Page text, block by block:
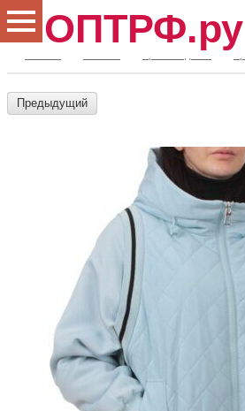
ОПТРФ.ру
Предыдущий